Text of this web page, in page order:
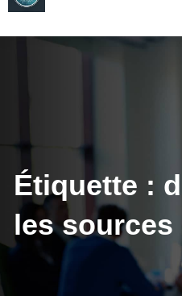
Étiquette :
les sources